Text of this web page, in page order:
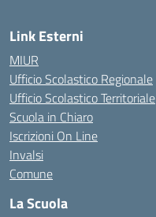
Link Esterni
MIUR
Ufficio Scolastico Regionale
Ufficio Scolastico Territoriale
Scuola in Chiaro
Iscrizioni On Line
Invalsi
Comune
La Scuola